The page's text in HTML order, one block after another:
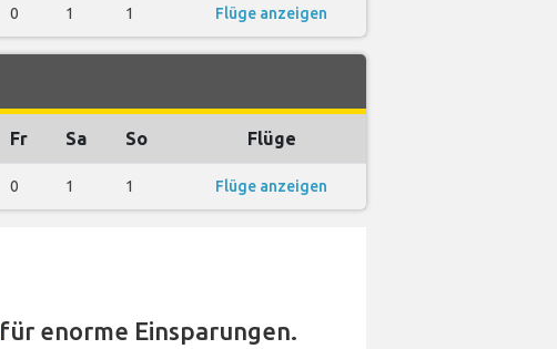
0 1 1 Flüge anzeigen
Fr Sa So Flüge
0 1 1 Flüge anzeigen
für enorme Einsparungen.